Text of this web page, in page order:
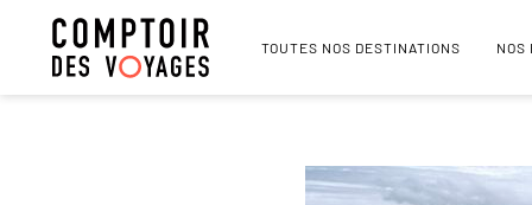
TOUTES NOS DESTINATIONS NOS